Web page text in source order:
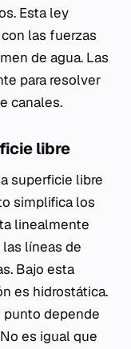
Esta ley
las fuerzas
de agua. Las
para resolver
canales.
libre
superficie libre
simplifica los
linealmente
líneas de
Bajo esta
es hidrostática.
punto depende
es igual que